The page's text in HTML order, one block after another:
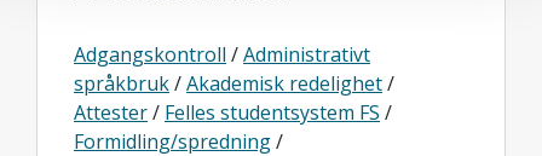
Adgangskontroll /Administrativt
språkbruk/Akademisk redelighet/
Attester/ Felles studentsystem FS /
Formidling/spredning/